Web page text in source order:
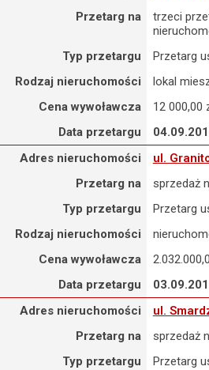
Przetarg na
trzeci
Typ przetargu
Przetarg
Rodzaj nieruchomości
lokal
Cena wywoławcza
12 000,00
Data przetargu
nieruchomości : ul. Granitowa
Adres nieruchomości
ul.
Przetarg na
sprzedaż
Typ przetargu
Przetarg
Rodzaj nieruchomości
Cena wywoławcza
Data przetargu
nieruchomości : ul. Smardzowska
Adres nieruchomości
ul.
Przetarg na
sprzedaż
Typ przetargu
Przetarg